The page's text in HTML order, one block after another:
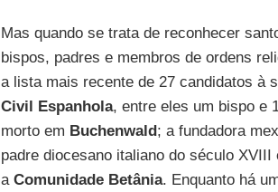
Mas quando se trata de reconhecer
bispos, padres e membros de ordens
a lista mais recente de 27 candidatos à
Civil Espanhola, entre eles um bispo e
morto em Buchenwald; a fundadora
padre diocesano italiano do século
a Comunidade Betânia. Enquanto há